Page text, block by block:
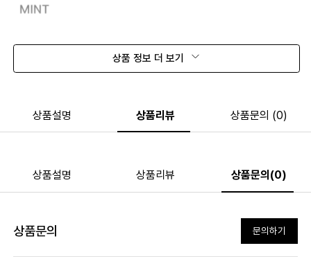
상품 정보 더 보기
상품설명 상품리뷰 상품문의 (0)
상품설명 상품리뷰 상품문의(0)
상품문의 문의하기